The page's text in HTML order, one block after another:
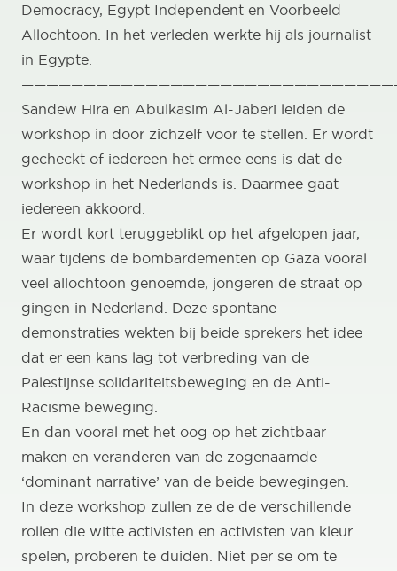
Democracy, Egypt Independent en Voorbeeld
Allochtoon. In het verleden werkte hij als journalist
in Egypte.
Sandew Hira en Abulkasim Al-Jaberi leiden de
workshop in door zichzelf voor te stellen. Er wordt
gecheckt of iedereen het ermee eens is dat de
workshop in het Nederlands is. Daarmee gaat
iedereen akkoord.
Er wordt kort teruggeblikt op het afgelopen jaar,
waar tijdens de bombardementen op Gaza vooral
veel allochtoon genoemde, jongeren de straat op
gingen in Nederland. Deze spontane
demonstraties wekten bij beide sprekers het idee
dat er een kans lag tot verbreding van de
Palestijnse solidariteitsbeweging en de Anti-
Racisme beweging.
En dan vooral met het oog op het zichtbaar
maken en veranderen van de zogenaamde
‘dominant narrative’ van de beide bewegingen.
In deze workshop zullen ze de de verschillende
rollen die witte activisten en activisten van kleur
spelen, proberen te duiden. Niet per se om te